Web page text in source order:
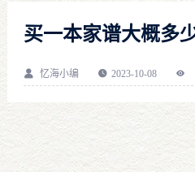
买一本家谱大概多
忆海小编 2023-10-08